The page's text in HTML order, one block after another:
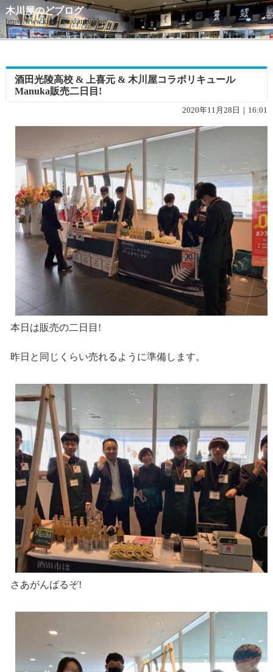
木川屋のどブログ
https://www.kigawaya.com/doblog/
酒田光陵高校 & 上喜元 & 木川屋コラボリキュール
Manuka販売二日目!
2020年11月28日｜16:01
本日は販売の二日目!
昨日と同じくらい売れるように準備します。
さあがんばるぞ!